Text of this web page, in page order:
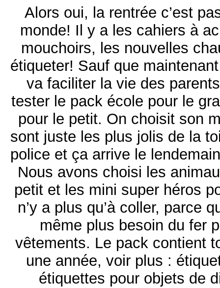
Alors oui, la rentrée c’est
monde! Il y a les cahiers à
mouchoirs, les nouvelles
étiqueter! Sauf que
va faciliter la vie des
tester le pack école pour le
pour le petit. On choisit son
sont juste les plus jolis de la
police et ça arrive le
Nous avons choisi les
petit et les mini super héros
n’y a plus qu’à coller, parce
même plus besoin du fer
vêtements. Le pack contient
une année, voir plus :
étiquettes pour objets de